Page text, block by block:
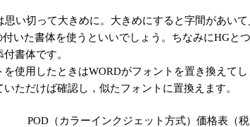
い切って大きめに。大きめにすると字間があいて
いた書体を使うといいでしょう。ちなみにHGと
書体です。
使用したときはWORDがフォントを置き換えてし
ただけば確認し，似たフォントに置換えます。
POD（カラーインクジェット方式）価格表（税